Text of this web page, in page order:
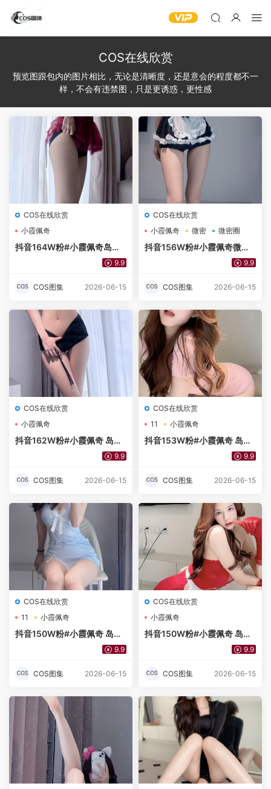
COS在线欣赏
预览图跟包内的图片相比，无论是清晰度，还是意会的程度都不一
样，不会有违禁图，只是更诱惑，更性感
COS在线欣赏
小霞佩奇
抖音164W粉#小霞佩奇岛遇N
o.033期 蕾丝吊带胸衣[24P]
9.9
COS图集 2026-06-15
COS在线欣赏
小霞佩奇
微密 微密圈
抖音156W粉#小霞佩奇微密
圈No.022期 黑色猫耳蕾丝女
9.9
COS图集 2026-06-15
COS在线欣赏
小霞佩奇
抖音162W粉#小霞佩奇 岛遇
No.024期 吊带抹胸15P
9.9
COS图集 2026-06-15
COS在线欣赏
11
小霞佩奇
抖音153W粉#小霞佩奇 岛遇
No.021期 粉色露脐短装[11P]
9.9
COS图集 2026-06-15
COS在线欣赏
11
小霞佩奇
抖音150W粉#小霞佩奇 岛遇
No.016期 轻薄居家吊带超短
9.9
COS图集 2026-06-15
COS在线欣赏
小霞佩奇
抖音150W粉#小霞佩奇 岛遇
No.028期 纯欲红黑女仆[189.9
COS图集 2026-06-15